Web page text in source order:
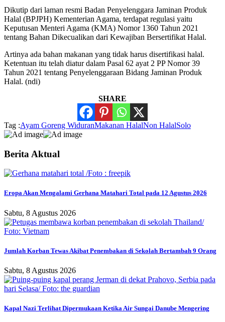
Dikutip dari laman resmi Badan Penyelenggara Jaminan Produk
Halal (BPJPH) Kementerian Agama, terdapat regulasi yaitu
Keputusan Menteri Agama (KMA) Nomor 1360 Tahun 2021
tentang Bahan Dikecualikan dari Kewajiban Bersertifikat Halal.
Artinya ada bahan makanan yang tidak harus disertifikasi halal.
Ketentuan itu telah diatur dalam Pasal 62 ayat 2 PP Nomor 39
Tahun 2021 tentang Penyelenggaraan Bidang Jaminan Produk
Halal. (ndi)
SHARE
Tag :Ayam Goreng WiduranMakanan HalalNon HalalSolo
Berita Aktual
Eropa Akan Mengalami Gerhana Matahari Total pada 12 Agustus 2026
Sabtu, 8 Agustus 2026
Jumlah Korban Tewas Akibat Penembakan di Sekolah Bertambah 9 Orang
Sabtu, 8 Agustus 2026
Kapal Nazi Terlihat Dipermukaan Ketika Air Sungai Danube Mengering